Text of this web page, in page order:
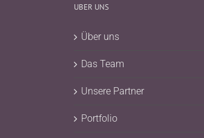
UBER UNS
Über uns
Das Team
Unsere Partner
Portfolio